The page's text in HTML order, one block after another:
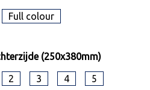
Full colour
(250x380mm)
2 3 4 5